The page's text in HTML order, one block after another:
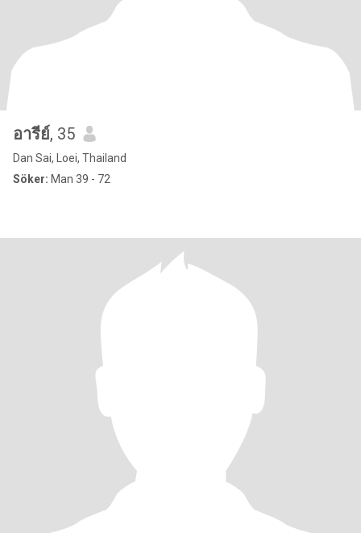
อารีย์, 35
Dan Sai, Loei, Thailand
Söker: Man 39 - 72